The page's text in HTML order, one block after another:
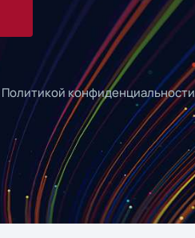
Политикой конфиденциальности